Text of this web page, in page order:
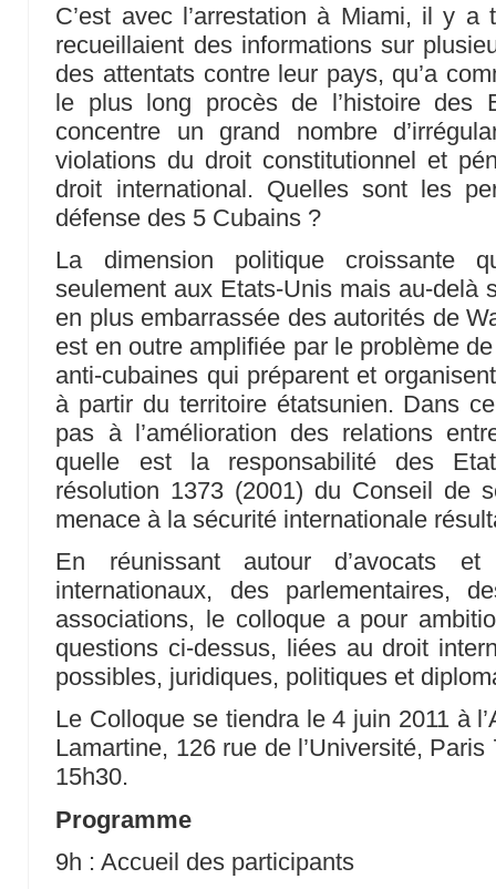
C’est avec l’arrestation à Miami, il y
recueillaient des informations sur
des attentats contre leur pays, qu’a
le plus long procès de l’histoire des
concentre un grand nombre
violations du droit constitutionnel et
droit international. Quelles sont les
défense des 5 Cubains ?
La dimension politique croissante
seulement aux Etats-Unis mais au-delà
en plus embarrassée des autorités de
est en outre amplifiée par le problème
anti-cubaines qui préparent et
à partir du territoire étatsunien. Dans
pas à l’amélioration des relations
quelle est la responsabilité des
résolution 1373 (2001) du Conseil de
menace à la sécurité internationale
En réunissant autour d’avocats
internationaux, des parlementaires,
associations, le colloque a pour
questions ci-dessus, liées au droit
possibles, juridiques, politiques et
Le Colloque se tiendra le 4 juin 2011 à
Lamartine, 126 rue de l’Université,
15h30.
Programme
9h : Accueil des participants